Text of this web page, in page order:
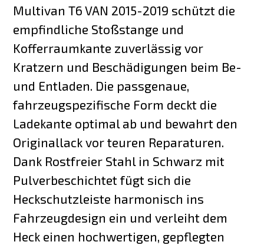
Multivan T6 VAN 2015-2019 schützt die
empfindliche Stoßstange und
Kofferraumkante zuverlässig vor
Kratzern und Beschädigungen beim Be-
und Entladen. Die passgenaue,
fahrzeugspezifische Form deckt die
Ladekante optimal ab und bewahrt den
Originallack vor teuren Reparaturen.
Dank Rostfreier Stahl in Schwarz mit
Pulverbeschichtet fügt sich die
Heckschutzleiste harmonisch ins
Fahrzeugdesign ein und verleiht dem
Heck einen hochwertigen, gepflegten